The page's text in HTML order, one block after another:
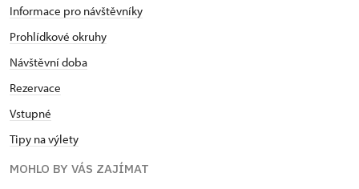
Informace pro návštěvníky
Prohlídkové okruhy
Návštěvní doba
Rezervace
Vstupné
Tipy na výlety
MOHLO BY VÁS ZAJÍMAT